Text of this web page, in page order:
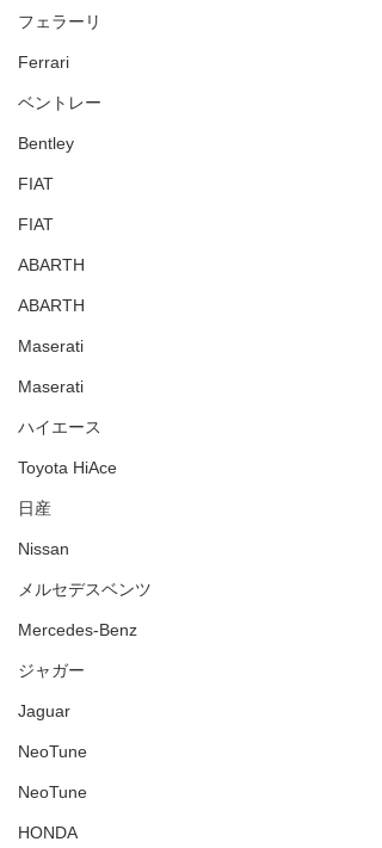
フェラーリ
Ferrari
ベントレー
Bentley
FIAT
FIAT
ABARTH
ABARTH
Maserati
Maserati
ハイエース
Toyota HiAce
日産
Nissan
メルセデスベンツ
Mercedes-Benz
ジャガー
Jaguar
NeoTune
NeoTune
HONDA